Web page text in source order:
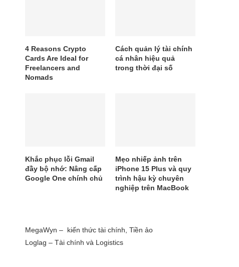
4 Reasons Crypto
Cards Are Ideal for
Freelancers and
Nomads
Cách quản lý tài chính
cá nhân hiệu quả
trong thời đại số
Khắc phục lỗi Gmail
đầy bộ nhớ: Nâng cấp
Google One chính chủ
Mẹo nhiếp ảnh trên
iPhone 15 Plus và quy
trình hậu kỳ chuyên
nghiệp trên MacBook
MegaWyn – kiến thức tài chính, Tiền ảo
Loglag – Tài chính và Logistics